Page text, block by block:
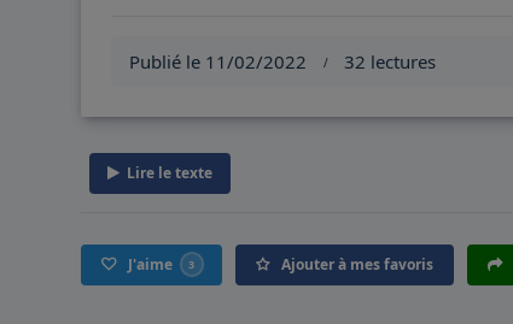
Publié le 11/02/2022 / 32 lectures
Lire le texte
J'aime 3 Ajouter à mes favoris